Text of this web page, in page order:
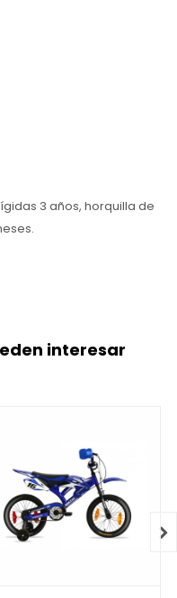
3 años, horquilla de
interesar
